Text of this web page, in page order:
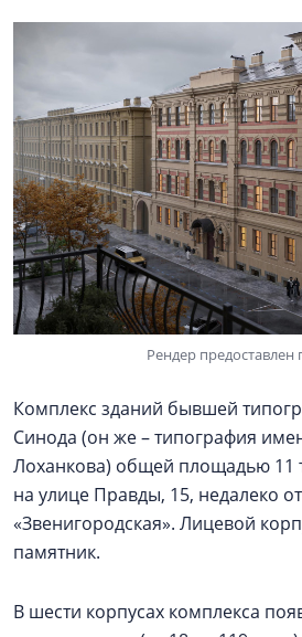
Рендер предоставлен
Комплекс зданий бывшей
Синода (он же – типография
Лоханкова) общей площадью 11
на улице Правды, 15, недалеко
«Звенигородская». Лицевой
памятник.
В шести корпусах комплекса